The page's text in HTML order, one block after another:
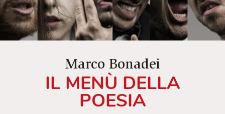
Marco Bonadei
IL MENÙ DELLA
POESIA